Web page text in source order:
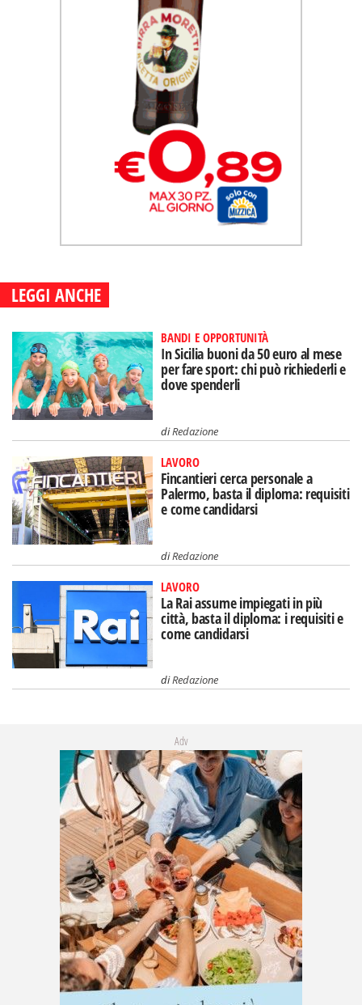
LEGGI ANCHE
BANDI E OPPORTUNITÀ
In Sicilia buoni da 50 euro al mese
per fare sport: chi può richiederli e
dove spenderli
diRedazione
LAVORO
Fincantieri cerca personale a
Palermo, basta il diploma: requisiti
e come candidarsi
diRedazione
LAVORO
La Rai assume impiegati in più
città, basta il diploma: i requisiti e
come candidarsi
diRedazione
Adv